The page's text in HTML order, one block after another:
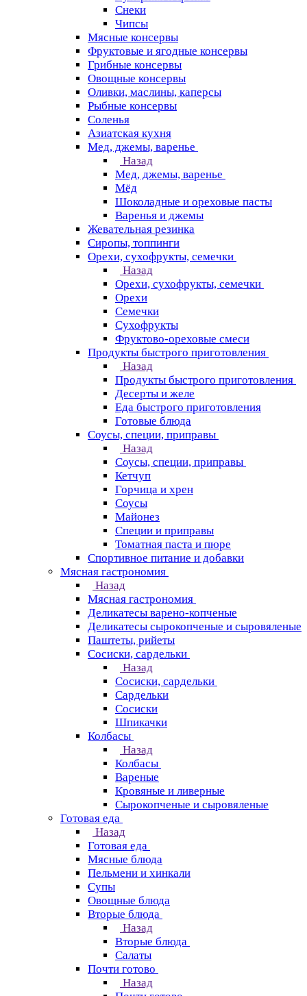
Снеки
Чипсы
Мясные консервы
Фруктовые и ягодные консервы
Грибные консервы
Овощные консервы
Оливки, маслины, каперсы
Рыбные консервы
Соленья
Азиатская кухня
Мед, джемы, варенье
Назад
Мед, джемы, варенье
Мёд
Шоколадные и ореховые пасты
Варенья и джемы
Жевательная резинка
Сиропы, топпинги
Орехи, сухофрукты, семечки
Назад
Орехи, сухофрукты, семечки
Орехи
Семечки
Сухофрукты
Фруктово-ореховые смеси
Продукты быстрого приготовления
Назад
Продукты быстрого приготовления
Десерты и желе
Еда быстрого приготовления
Готовые блюда
Соусы, специи, приправы
Назад
Соусы, специи, приправы
Кетчуп
Горчица и хрен
Соусы
Майонез
Специи и приправы
Томатная паста и пюре
Спортивное питание и добавки
Мясная гастрономия
Назад
Мясная гастрономия
Деликатесы варено-копченые
Деликатесы сырокопченые и сыровяленые
Паштеты, рийеты
Сосиски, сардельки
Назад
Сосиски, сардельки
Сардельки
Сосиски
Шпикачки
Колбасы
Назад
Колбасы
Вареные
Кровяные и ливерные
Сырокопченые и сыровяленые
Готовая еда
Назад
Готовая еда
Мясные блюда
Пельмени и хинкали
Супы
Овощные блюда
Вторые блюда
Назад
Вторые блюда
Салаты
Почти готово
Назад